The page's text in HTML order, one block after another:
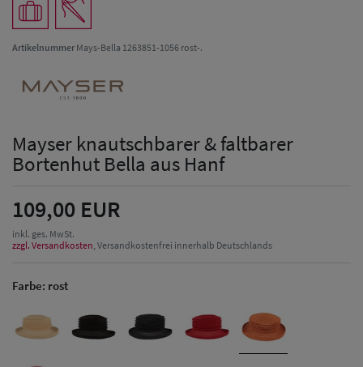
ArtikelnummerMays-Bella 1263851-1056 rost-.
Mayser knautschbarer & faltbarer
Bortenhut Bella aus Hanf
109,00 EUR
inkl. ges. MwSt.
zzgl. Versandkosten , Versandkostenfrei innerhalb Deutschlands
Farbe: rost